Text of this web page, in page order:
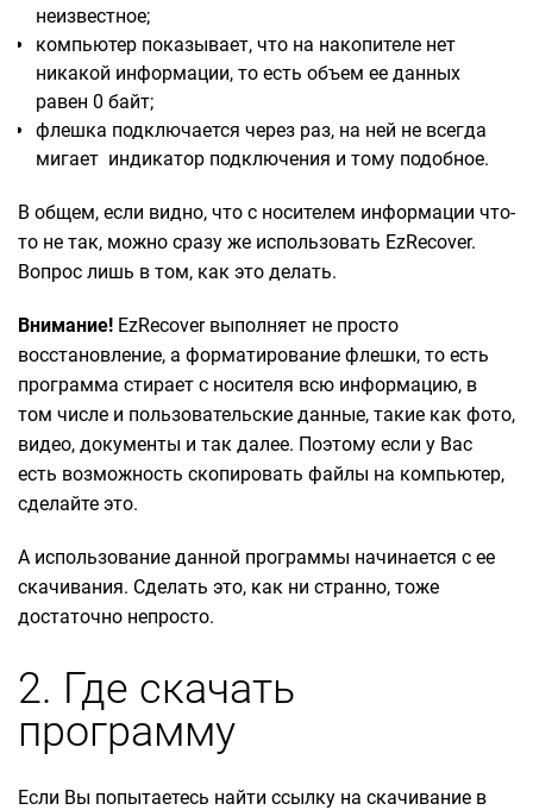
неизвестное;
компьютер показывает, что на накопителе нет
никакой информации, то есть объем ее данных
равен 0 байт;
флешка подключается через раз, на ней не всегда
мигает индикатор подключения и тому подобное.
В общем, если видно, что с носителем информации что-
то не так, можно сразу же использовать EzRecover.
Вопрос лишь в том, как это делать.
Внимание! EzRecover выполняет не просто
восстановление, а форматирование флешки, то есть
программа стирает с носителя всю информацию, в
том числе и пользовательские данные, такие как фото,
видео, документы и так далее. Поэтому если у Вас
есть возможность скопировать файлы на компьютер,
сделайте это.
А использование данной программы начинается с ее
скачивания. Сделать это, как ни странно, тоже
достаточно непросто.
2. Где скачать
программу
Если Вы попытаетесь найти ссылку на скачивание в